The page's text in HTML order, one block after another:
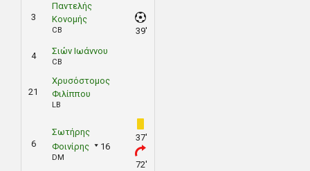
3
Παντελής
Κονομής
CB 39'
4 Σιών Ιωάννου
CB
21
Χρυσόστομος
Φιλίππου
LB
6
Σωτήρης
Φοινίρης
16
DM
37'
72'